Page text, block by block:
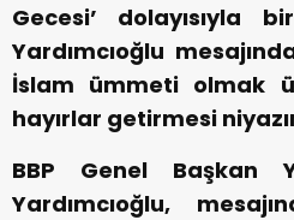
Gecesi’ dolayısıyla
Yardımcıoğlu
İslam ümmeti olmak
hayırlar getirmesi
BBP Genel Başkan
Yardımcıoğlu,